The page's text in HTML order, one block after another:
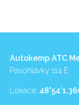
Autokemp ATC
Pasohlávky 114 E
Lokace: